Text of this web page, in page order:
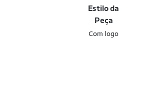
Estilo da
Peça
Com logo